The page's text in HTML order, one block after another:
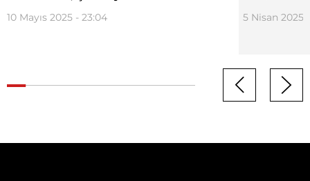
10 Mayıs 2025 - 23:04 5 Nisan 2025